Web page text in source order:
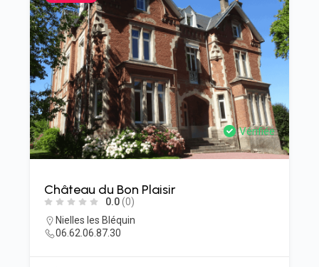
Vérifiée
Château du Bon Plaisir
0.0(0)
Nielles les Bléquin
06.62.06.87.30